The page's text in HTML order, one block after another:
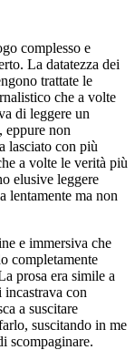
complesso e
La datatezza dei
trattate le
che a volte
di leggere un
eppure non
lasciato con più
a volte le verità più
elusive leggere
lentamente ma non
e immersiva che
completamente
prosa era simile a
con
a suscitare
suscitando in me
scompaginare.